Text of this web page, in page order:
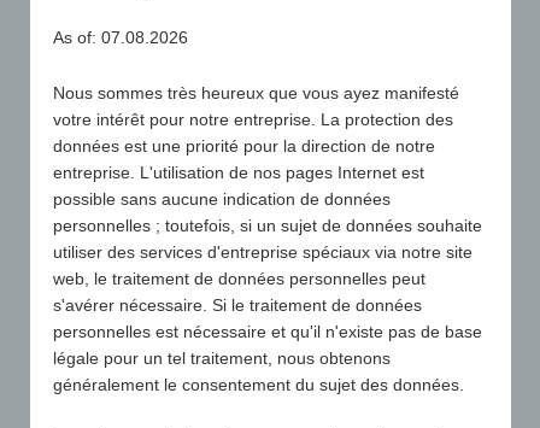
Promowolsch GmbH & Co. KG :
Promowolsch Verwaltungsgesellschaft mbH (société
de gestion)
Chemin vert 25
59590 Geseke
Gérants : Wolfgang Schmidt + Uwe-Karsten Brandt-
Schmidt
Registre du commerce : HRB 15389
Tribunal d'enregistrement : Tribunal d'instance de
Paderborn
As of: 07.08.2026
Nous sommes très heureux que vous ayez manifesté
votre intérêt pour notre entreprise. La protection des
données est une priorité pour la direction de notre
entreprise. L'utilisation de nos pages Internet est
possible sans aucune indication de données
personnelles ; toutefois, si un sujet de données souhaite
utiliser des services d'entreprise spéciaux via notre site
web, le traitement de données personnelles peut
s'avérer nécessaire. Si le traitement de données
personnelles est nécessaire et qu'il n'existe pas de base
légale pour un tel traitement, nous obtenons
généralement le consentement du sujet des données.